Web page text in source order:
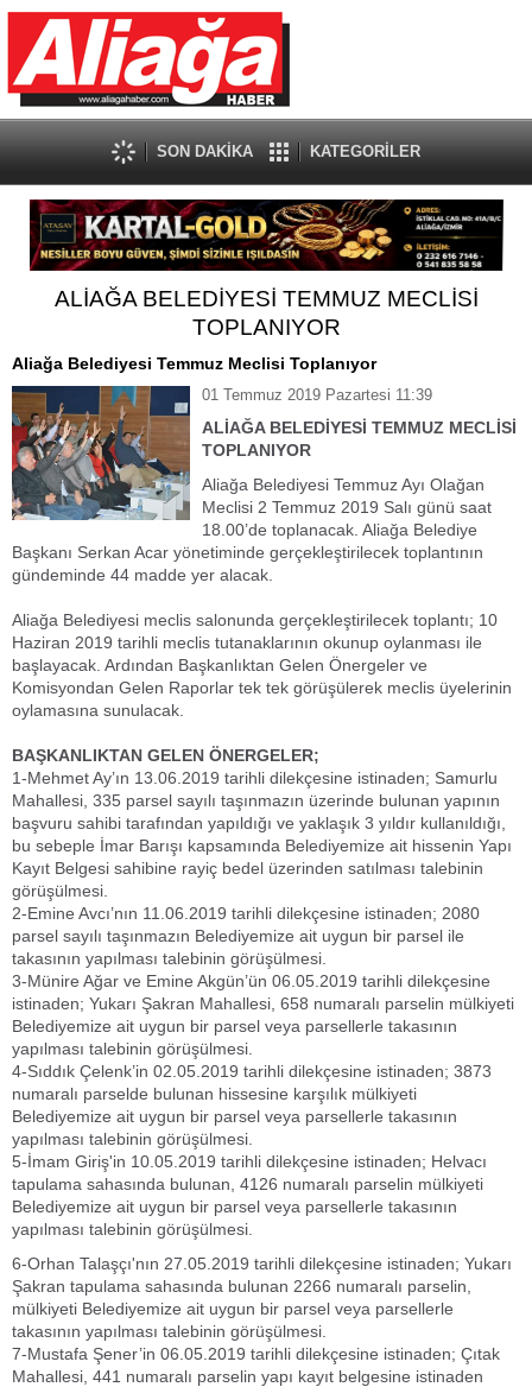
SON DAKİKA KATEGORİLER
ALİAĞA BELEDİYESİ TEMMUZ MECLİSİ
TOPLANIYOR
Aliağa Belediyesi Temmuz Meclisi Toplanıyor
01 Temmuz 2019 Pazartesi 11:39
ALİAĞA BELEDİYESİ TEMMUZ MECLİSİ
TOPLANIYOR
Aliağa Belediyesi Temmuz Ayı Olağan
Meclisi 2 Temmuz 2019 Salı günü saat
18.00’de toplanacak. Aliağa Belediye
Başkanı Serkan Acar yönetiminde gerçekleştirilecek toplantının
gündeminde 44 madde yer alacak.
Aliağa Belediyesi meclis salonunda gerçekleştirilecek toplantı; 10
Haziran 2019 tarihli meclis tutanaklarının okunup oylanması ile
başlayacak. Ardından Başkanlıktan Gelen Önergeler ve
Komisyondan Gelen Raporlar tek tek görüşülerek meclis üyelerinin
oylamasına sunulacak.
BAŞKANLIKTAN GELEN ÖNERGELER;
1-Mehmet Ay’ın 13.06.2019 tarihli dilekçesine istinaden; Samurlu
Mahallesi, 335 parsel sayılı taşınmazın üzerinde bulunan yapının
başvuru sahibi tarafından yapıldığı ve yaklaşık 3 yıldır kullanıldığı,
bu sebeple İmar Barışı kapsamında Belediyemize ait hissenin Yapı
Kayıt Belgesi sahibine rayiç bedel üzerinden satılması talebinin
görüşülmesi.
2-Emine Avcı’nın 11.06.2019 tarihli dilekçesine istinaden; 2080
parsel sayılı taşınmazın Belediyemize ait uygun bir parsel ile
takasının yapılması talebinin görüşülmesi.
3-Münire Ağar ve Emine Akgün’ün 06.05.2019 tarihli dilekçesine
istinaden; Yukarı Şakran Mahallesi, 658 numaralı parselin mülkiyeti
Belediyemize ait uygun bir parsel veya parsellerle takasının
yapılması talebinin görüşülmesi.
4-Sıddık Çelenk’in 02.05.2019 tarihli dilekçesine istinaden; 3873
numaralı parselde bulunan hissesine karşılık mülkiyeti
Belediyemize ait uygun bir parsel veya parsellerle takasının
yapılması talebinin görüşülmesi.
5-İmam Giriş'in 10.05.2019 tarihli dilekçesine istinaden; Helvacı
tapulama sahasında bulunan, 4126 numaralı parselin mülkiyeti
Belediyemize ait uygun bir parsel veya parsellerle takasının
yapılması talebinin görüşülmesi.
6-Orhan Talaşçı'nın 27.05.2019 tarihli dilekçesine istinaden; Yukarı
Şakran tapulama sahasında bulunan 2266 numaralı parselin,
mülkiyeti Belediyemize ait uygun bir parsel veya parsellerle
takasının yapılması talebinin görüşülmesi.
7-Mustafa Şener’in 06.05.2019 tarihli dilekçesine istinaden; Çıtak
Mahallesi, 441 numaralı parselin yapı kayıt belgesine istinaden